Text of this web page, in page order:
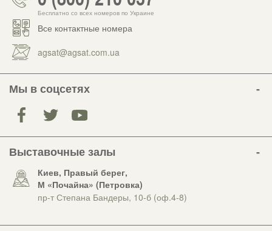
Бесплатно со всех номеров по Украине
Все контактные номера
agsat@agsat.com.ua
Мы в соцсетях
Выставочные залы
Киев, Правый берег,
М «Почайна» (Петровка)
пр-т Степана Бандеры, 10-б (оф.4-8)